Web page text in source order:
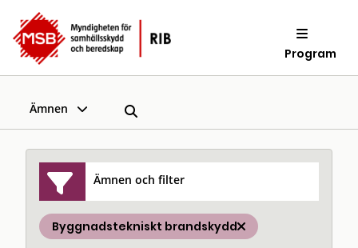
Program
Ämnen
Ämnen och filter
Byggnadstekniskt brandskydd